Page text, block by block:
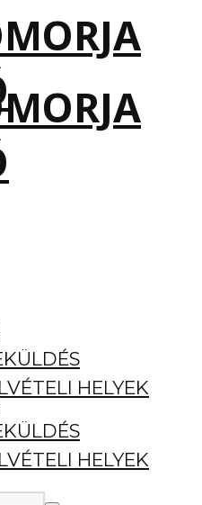
HELYEK
HELYEK